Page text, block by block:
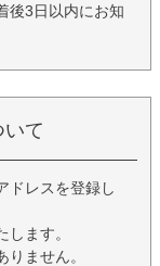
後3日以内にお知
いて
ドレスを登録し
ます。
ません。